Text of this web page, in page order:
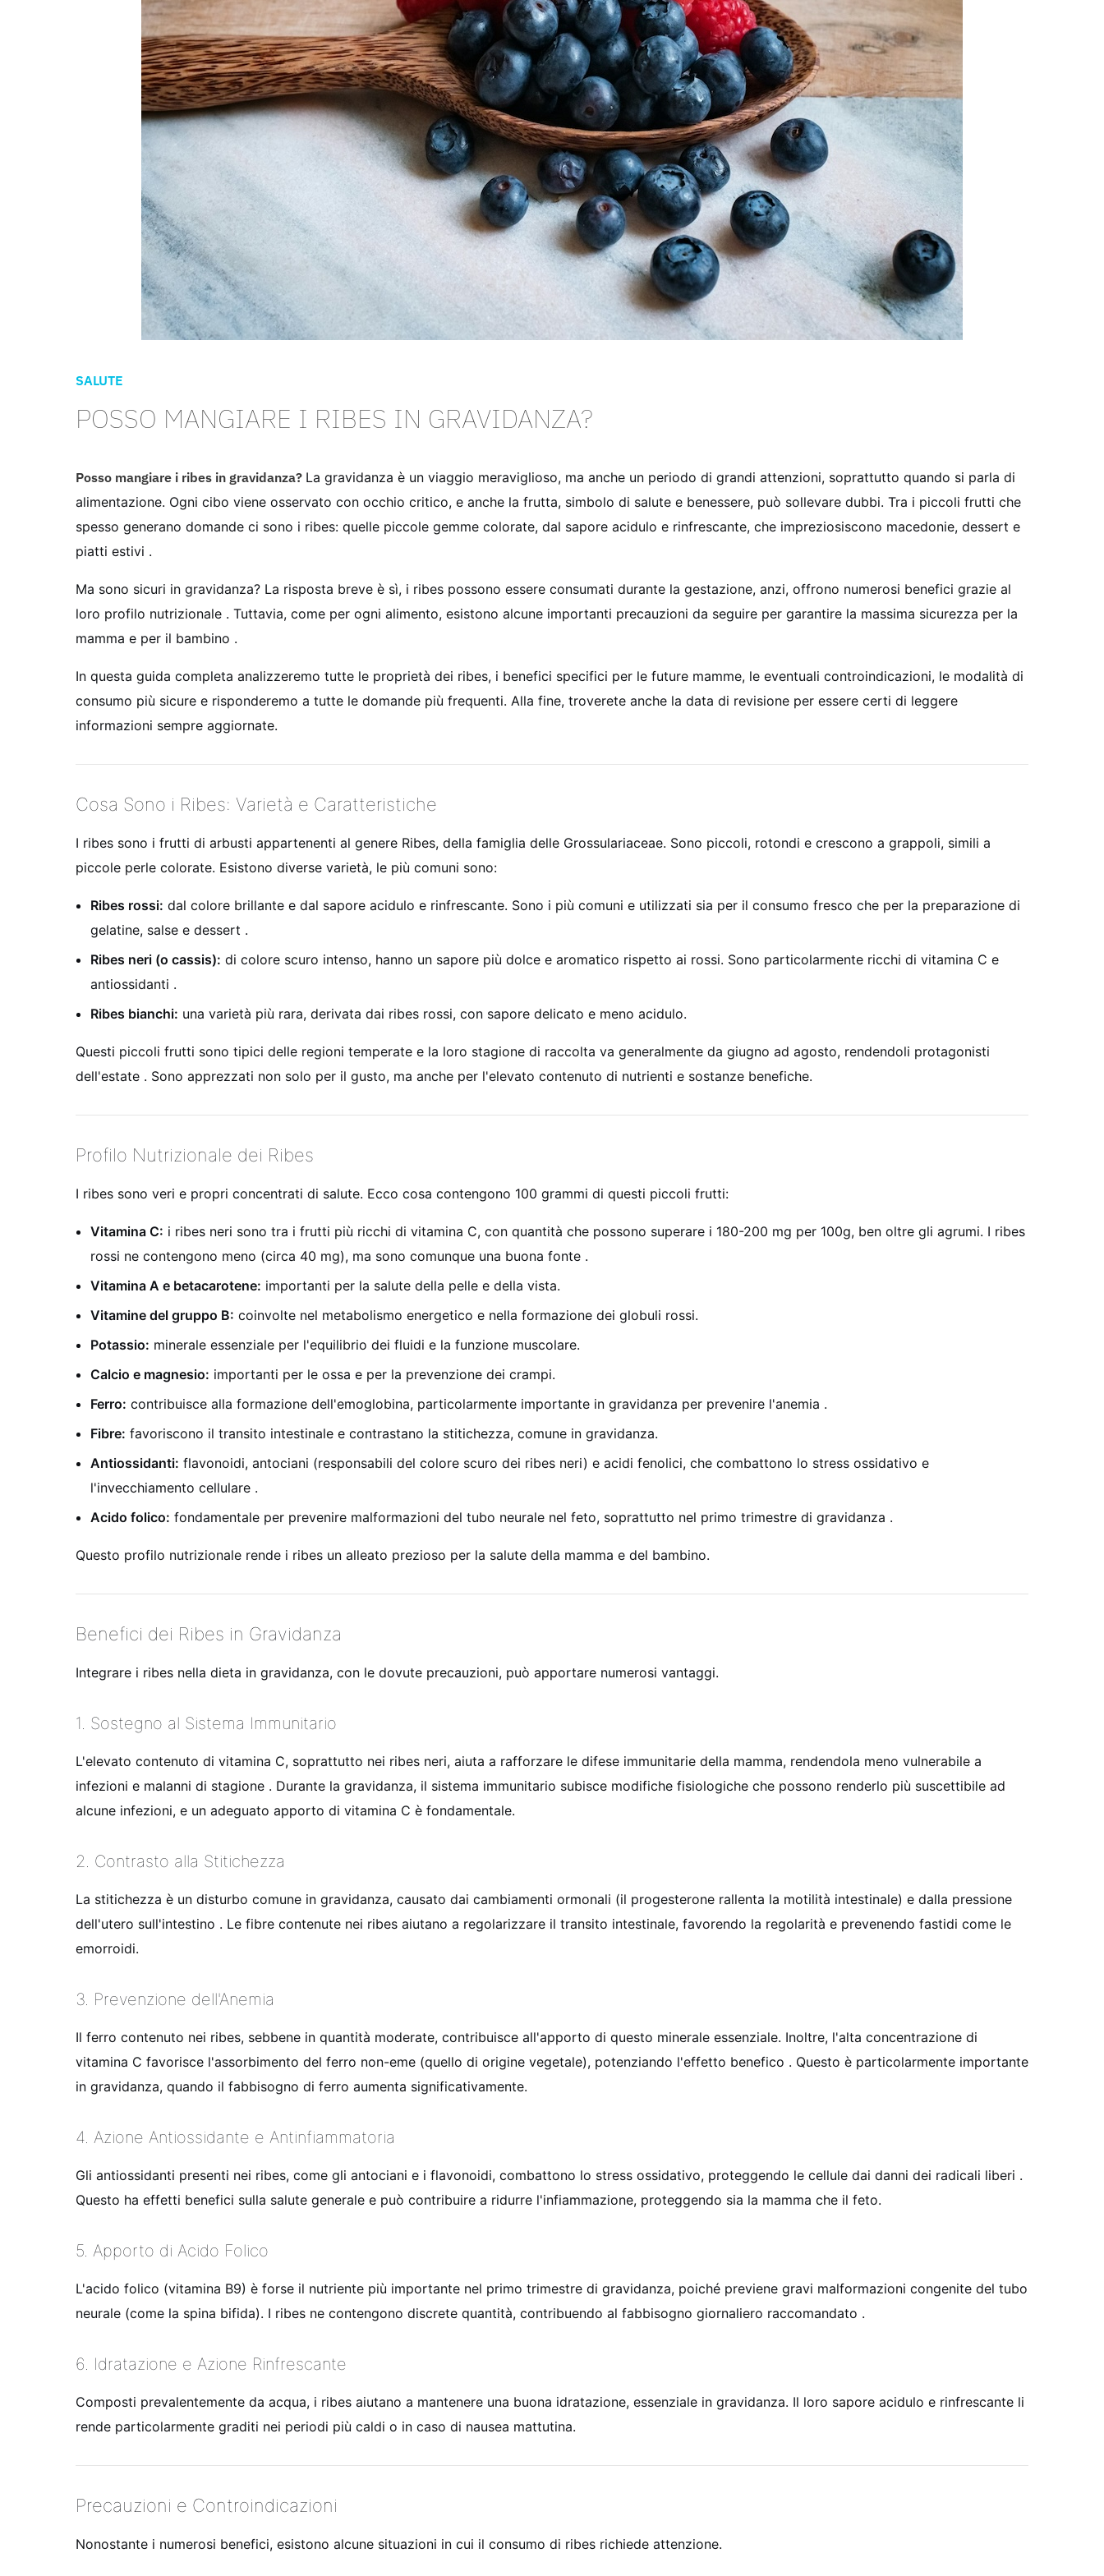
SALUTE
POSSO MANGIARE I RIBES IN GRAVIDANZA?
Posso mangiare i ribes in gravidanza? La gravidanza è un viaggio meraviglioso, ma anche un periodo di grandi attenzioni, soprattutto quando si parla di
alimentazione. Ogni cibo viene osservato con occhio critico, e anche la frutta, simbolo di salute e benessere, può sollevare dubbi. Tra i piccoli frutti che
spesso generano domande ci sono i ribes: quelle piccole gemme colorate, dal sapore acidulo e rinfrescante, che impreziosiscono macedonie, dessert e
piatti estivi .
Ma sono sicuri in gravidanza? La risposta breve è sì, i ribes possono essere consumati durante la gestazione, anzi, offrono numerosi benefici grazie al
loro profilo nutrizionale . Tuttavia, come per ogni alimento, esistono alcune importanti precauzioni da seguire per garantire la massima sicurezza per la
mamma e per il bambino .
In questa guida completa analizzeremo tutte le proprietà dei ribes, i benefici specifici per le future mamme, le eventuali controindicazioni, le modalità di
consumo più sicure e risponderemo a tutte le domande più frequenti. Alla fine, troverete anche la data di revisione per essere certi di leggere
informazioni sempre aggiornate.
Cosa Sono i Ribes: Varietà e Caratteristiche
I ribes sono i frutti di arbusti appartenenti al genere Ribes, della famiglia delle Grossulariaceae. Sono piccoli, rotondi e crescono a grappoli, simili a
piccole perle colorate. Esistono diverse varietà, le più comuni sono:
Ribes rossi: dal colore brillante e dal sapore acidulo e rinfrescante. Sono i più comuni e utilizzati sia per il consumo fresco che per la preparazione di
gelatine, salse e dessert .
Ribes neri (o cassis): di colore scuro intenso, hanno un sapore più dolce e aromatico rispetto ai rossi. Sono particolarmente ricchi di vitamina C e
antiossidanti .
Ribes bianchi: una varietà più rara, derivata dai ribes rossi, con sapore delicato e meno acidulo.
Questi piccoli frutti sono tipici delle regioni temperate e la loro stagione di raccolta va generalmente da giugno ad agosto, rendendoli protagonisti
dell'estate . Sono apprezzati non solo per il gusto, ma anche per l'elevato contenuto di nutrienti e sostanze benefiche.
Profilo Nutrizionale dei Ribes
I ribes sono veri e propri concentrati di salute. Ecco cosa contengono 100 grammi di questi piccoli frutti:
Vitamina C: i ribes neri sono tra i frutti più ricchi di vitamina C, con quantità che possono superare i 180-200 mg per 100g, ben oltre gli agrumi. I ribes
rossi ne contengono meno (circa 40 mg), ma sono comunque una buona fonte .
Vitamina A e betacarotene: importanti per la salute della pelle e della vista.
Vitamine del gruppo B: coinvolte nel metabolismo energetico e nella formazione dei globuli rossi.
Potassio: minerale essenziale per l'equilibrio dei fluidi e la funzione muscolare.
Calcio e magnesio: importanti per le ossa e per la prevenzione dei crampi.
Ferro: contribuisce alla formazione dell'emoglobina, particolarmente importante in gravidanza per prevenire l'anemia .
Fibre: favoriscono il transito intestinale e contrastano la stitichezza, comune in gravidanza.
Antiossidanti: flavonoidi, antociani (responsabili del colore scuro dei ribes neri) e acidi fenolici, che combattono lo stress ossidativo e
l'invecchiamento cellulare .
Acido folico: fondamentale per prevenire malformazioni del tubo neurale nel feto, soprattutto nel primo trimestre di gravidanza .
Questo profilo nutrizionale rende i ribes un alleato prezioso per la salute della mamma e del bambino.
Benefici dei Ribes in Gravidanza
Integrare i ribes nella dieta in gravidanza, con le dovute precauzioni, può apportare numerosi vantaggi.
1. Sostegno al Sistema Immunitario
L'elevato contenuto di vitamina C, soprattutto nei ribes neri, aiuta a rafforzare le difese immunitarie della mamma, rendendola meno vulnerabile a
infezioni e malanni di stagione . Durante la gravidanza, il sistema immunitario subisce modifiche fisiologiche che possono renderlo più suscettibile ad
alcune infezioni, e un adeguato apporto di vitamina C è fondamentale.
2. Contrasto alla Stitichezza
La stitichezza è un disturbo comune in gravidanza, causato dai cambiamenti ormonali (il progesterone rallenta la motilità intestinale) e dalla pressione
dell'utero sull'intestino . Le fibre contenute nei ribes aiutano a regolarizzare il transito intestinale, favorendo la regolarità e prevenendo fastidi come le
emorroidi.
3. Prevenzione dell'Anemia
Il ferro contenuto nei ribes, sebbene in quantità moderate, contribuisce all'apporto di questo minerale essenziale. Inoltre, l'alta concentrazione di
vitamina C favorisce l'assorbimento del ferro non-eme (quello di origine vegetale), potenziando l'effetto benefico . Questo è particolarmente importante
in gravidanza, quando il fabbisogno di ferro aumenta significativamente.
4. Azione Antiossidante e Antinfiammatoria
Gli antiossidanti presenti nei ribes, come gli antociani e i flavonoidi, combattono lo stress ossidativo, proteggendo le cellule dai danni dei radicali liberi .
Questo ha effetti benefici sulla salute generale e può contribuire a ridurre l'infiammazione, proteggendo sia la mamma che il feto.
5. Apporto di Acido Folico
L'acido folico (vitamina B9) è forse il nutriente più importante nel primo trimestre di gravidanza, poiché previene gravi malformazioni congenite del tubo
neurale (come la spina bifida). I ribes ne contengono discrete quantità, contribuendo al fabbisogno giornaliero raccomandato .
6. Idratazione e Azione Rinfrescante
Composti prevalentemente da acqua, i ribes aiutano a mantenere una buona idratazione, essenziale in gravidanza. Il loro sapore acidulo e rinfrescante li
rende particolarmente graditi nei periodi più caldi o in caso di nausea mattutina.
Precauzioni e Controindicazioni
Nonostante i numerosi benefici, esistono alcune situazioni in cui il consumo di ribes richiede attenzione.